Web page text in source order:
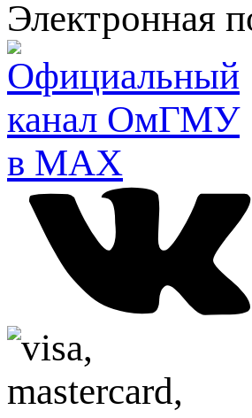
Электронная